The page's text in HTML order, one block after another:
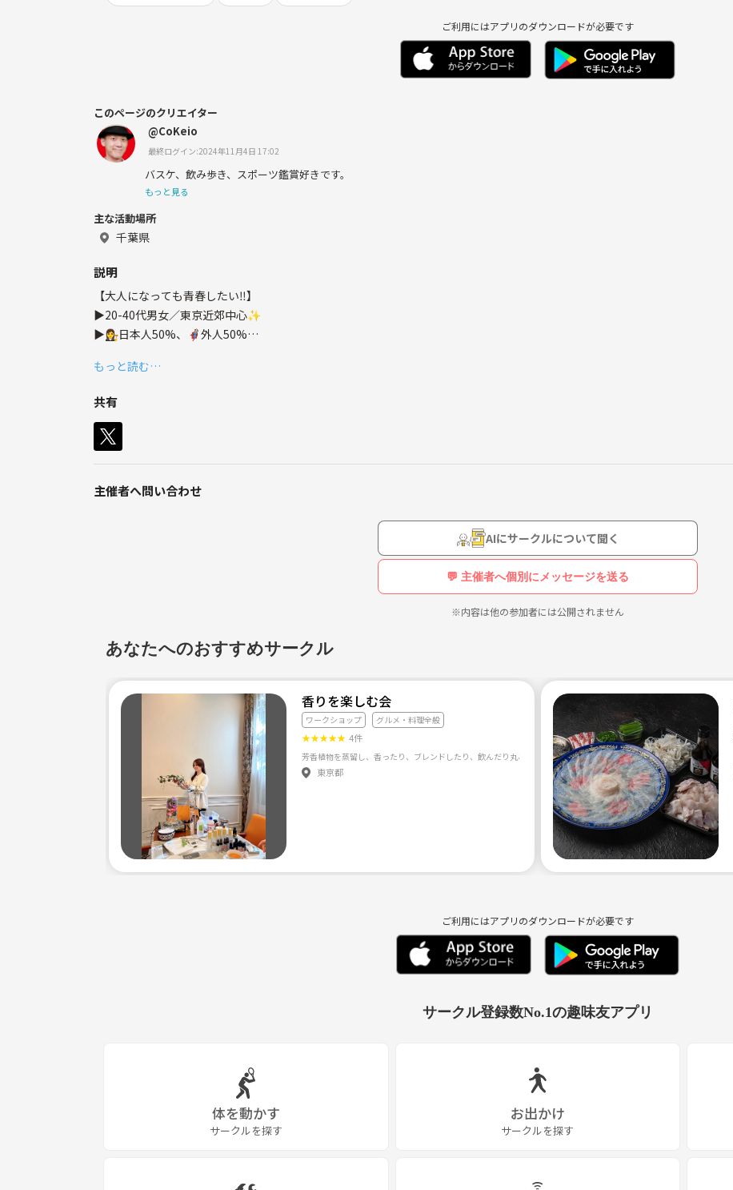
ご利用にはアプリのダウンロードが必要です
このページのクリエイター
@CoKeio
最終ログイン:2024年11月4日 17:02
バスケ、飲み歩き、スポーツ鑑賞好きです。
もっと見る
主な活動場所
千葉県
説明
【大人になっても青春したい‼️】
▶️20-40代男女／東京近郊中心✨
▶️👩‍⚖️日本人50%、🦸‍♂️外人50%
▶️年間500人以上参加
※ネットワークビジネス等の勧誘一切禁止🈲
もっと読む…
共有
主催者へ問い合わせ
AIにサークルについて聞く
💬 主催者へ個別にメッセージを送る
※内容は他の参加者には公開されません
あなたへのおすすめサークル
香りを楽しむ会
ワークショップ グルメ・料理全般
★★★★★ 4件
東京都
ご利用にはアプリのダウンロードが必要です
サークル登録数No.1の趣味友アプリ
体を動かす
サークルを探す
お出かけ
サークルを探す